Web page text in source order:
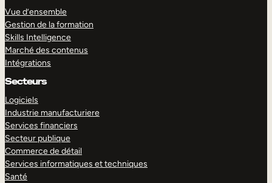
Vue d’ensemble
Gestion de la formation
Skills Intelligence
Marché des contenus
Intégrations
Secteurs
Logiciels
Industrie manufacturiere
Services financiers
Secteur publique
Commerce de détail
Services informatiques et techniques
Santé